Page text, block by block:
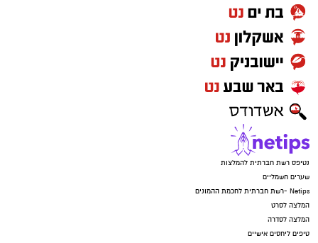
נטיפס רשת חברתית להמלצות
שערים חשמליים
Netips -רשת חברתית לחכמת ההמונים
המלצה לסרט
המלצה לסדרה
טיפים ליחסים אישיים